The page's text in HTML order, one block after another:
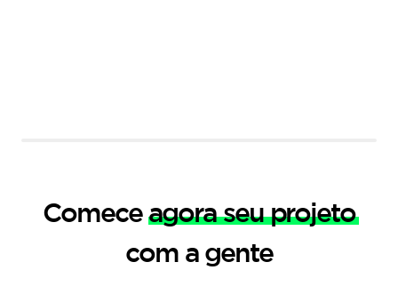
Comeceagora seu projeto
com a gente